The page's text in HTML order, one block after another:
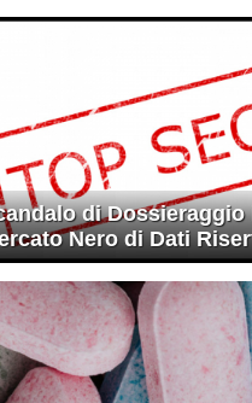
di Dossieraggio
Nero di Dati